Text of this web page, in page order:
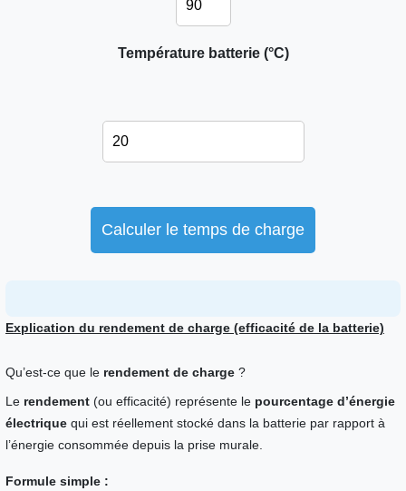
Température batterie (°C)
Calculer le temps de charge
Explication du rendement de charge (efficacité de la batterie)
Qu’est-ce que le rendement de charge ?
Le rendement (ou efficacité) représente le pourcentage d’énergie
électrique qui est réellement stocké dans la batterie par rapport à
l’énergie consommée depuis la prise murale.
Formule simple :